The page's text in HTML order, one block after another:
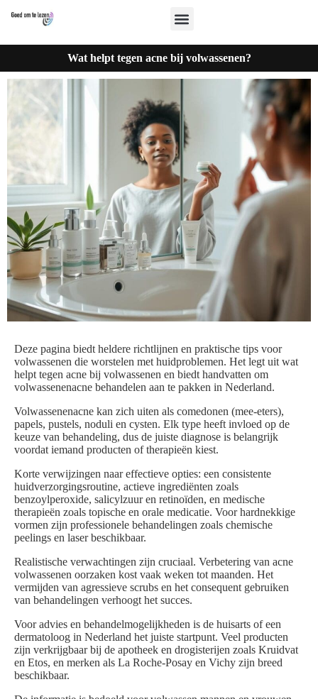
Wat helpt tegen acne bij volwassenen?
Deze pagina biedt heldere richtlijnen en praktische tips voor
volwassenen die worstelen met huidproblemen. Het legt uit wat
helpt tegen acne bij volwassenen en biedt handvatten om
volwassenenacne behandelen aan te pakken in Nederland.
Volwassenenacne kan zich uiten als comedonen (mee-eters),
papels, pustels, noduli en cysten. Elk type heeft invloed op de
keuze van behandeling, dus de juiste diagnose is belangrijk
voordat iemand producten of therapieën kiest.
Korte verwijzingen naar effectieve opties: een consistente
huidverzorgingsroutine, actieve ingrediënten zoals
benzoylperoxide, salicylzuur en retinoïden, en medische
therapieën zoals topische en orale medicatie. Voor hardnekkige
vormen zijn professionele behandelingen zoals chemische
peelings en laser beschikbaar.
Realistische verwachtingen zijn cruciaal. Verbetering van acne
volwassenen oorzaken kost vaak weken tot maanden. Het
vermijden van agressieve scrubs en het consequent gebruiken
van behandelingen verhoogt het succes.
Voor advies en behandelmogelijkheden is de huisarts of een
dermatoloog in Nederland het juiste startpunt. Veel producten
zijn verkrijgbaar bij de apotheek en drogisterijen zoals Kruidvat
en Etos, en merken als La Roche-Posay en Vichy zijn breed
beschikbaar.